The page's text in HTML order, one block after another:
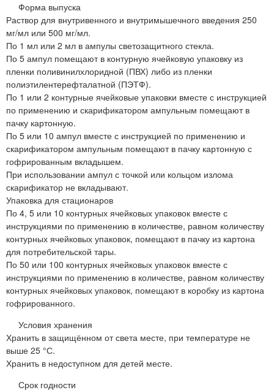
Форма выпуска
Раствор для внутривенного и внутримышечного введения 250
мг/мл или 500 мг/мл.
По 1 мл или 2 мл в ампулы светозащитного стекла.
По 5 ампул помещают в контурную ячейковую упаковку из
пленки поливинилхлоридной (ПВХ) либо из пленки
полиэтилентерефталатной (ПЭТФ).
По 1 или 2 контурные ячейковые упаковки вместе с инструкцией
по применению и скарификатором ампульным помещают в
пачку картонную.
По 5 или 10 ампул вместе с инструкцией по применению и
скарификатором ампульным помещают в пачку картонную с
гофрированным вкладышем.
При использовании ампул с точкой или кольцом излома
скарификатор не вкладывают.
Упаковка для стационаров
По 4, 5 или 10 контурных ячейковых упаковок вместе с
инструкциями по применению в количестве, равном количеству
контурных ячейковых упаковок, помещают в пачку из картона
для потребительской тары.
По 50 или 100 контурных ячейковых упаковок вместе с
инструкциями по применению в количестве, равном количеству
контурных ячейковых упаковок, помещают в коробку из картона
гофрированного.
Условия хранения
Хранить в защищённом от света месте, при температуре не
выше 25 °С.
Хранить в недоступном для детей месте.
Срок годности